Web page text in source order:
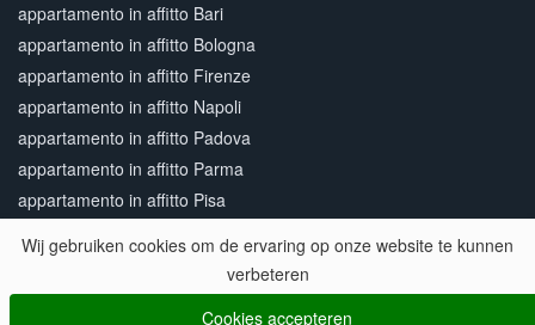
Wij gebruiken cookies om de ervaring op onze website te kunnen
verbeteren
Cookies accepteren
appartamento in affitto Bari
appartamento in affitto Bologna
appartamento in affitto Firenze
appartamento in affitto Napoli
appartamento in affitto Padova
appartamento in affitto Parma
appartamento in affitto Pisa
appartamento in affitto Siena
appartamento in affitto Venezia